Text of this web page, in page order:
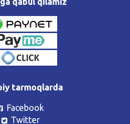
tarmoqlarda
Facebook
Twitter